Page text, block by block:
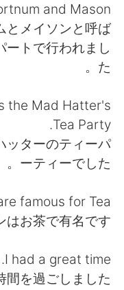
and Mason.
とメイソンと呼ば
ートで行われまし
た。
the Mad Hatter's
Tea Party.
ッターのティーパ
ーティーでした。
famous for Tea.
お茶で有名です。
I had a great time.
を過ごしました。